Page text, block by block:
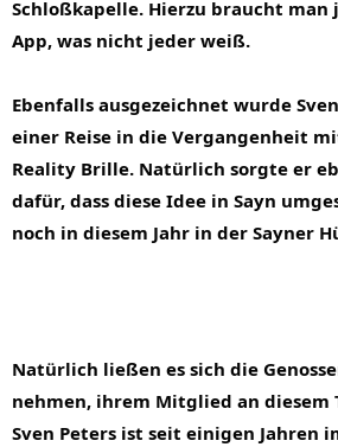
Schloßkapelle. Hierzu braucht man
App, was nicht jeder weiß.
Ebenfalls ausgezeichnet wurde
einer Reise in die Vergangenheit
Reality Brille. Natürlich sorgte er
dafür, dass diese Idee in Sayn
noch in diesem Jahr in der Sayner
Natürlich ließen es sich die
nehmen, ihrem Mitglied an diesem
Sven Peters ist seit einigen Jahren